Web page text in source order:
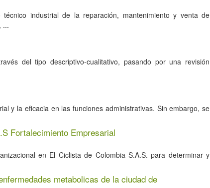
industrial de la reparación, mantenimiento y venta de
...
del tipo descriptivo-cualitativo, pasando por una revisión
y la eficacia en las funciones administrativas. Sin embargo, se
Fortalecimiento Empresarial
en El Ciclista de Colombia S.A.S. para determinar y
metabolicas de la ciudad de